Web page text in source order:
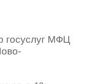
госуслуг МФЦ